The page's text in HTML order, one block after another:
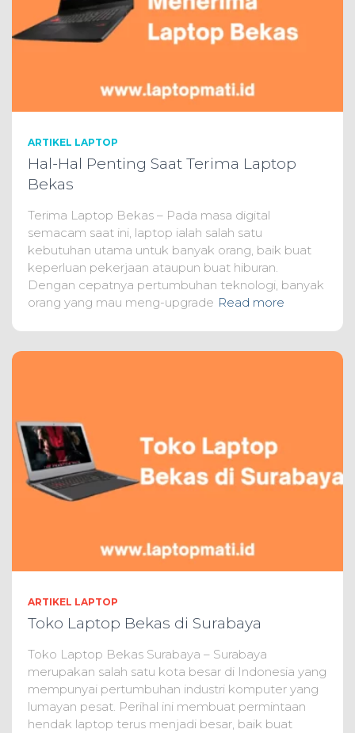
ARTIKEL LAPTOP
Hal-Hal Penting Saat Terima Laptop
Bekas
Terima Laptop Bekas – Pada masa digital
semacam saat ini, laptop ialah salah satu
kebutuhan utama untuk banyak orang, baik buat
keperluan pekerjaan ataupun buat hiburan.
Dengan cepatnya pertumbuhan teknologi, banyak
orang yang mau meng-upgrade Read more
ARTIKEL LAPTOP
Toko Laptop Bekas di Surabaya
Toko Laptop Bekas Surabaya – Surabaya
merupakan salah satu kota besar di Indonesia yang
mempunyai pertumbuhan industri komputer yang
lumayan pesat. Perihal ini membuat permintaan
hendak laptop terus menjadi besar, baik buat